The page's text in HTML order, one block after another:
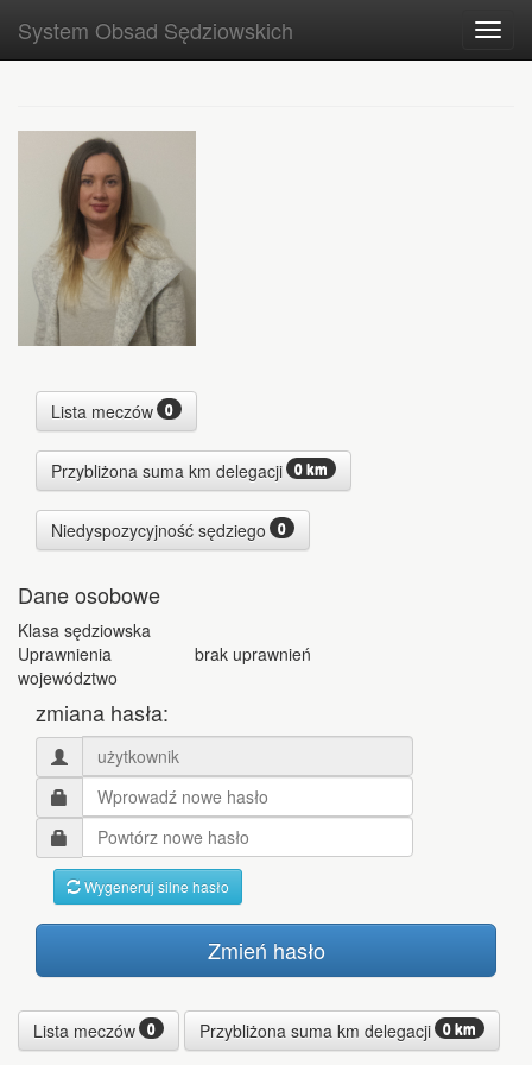
System Obsad Sędziowskich
0
Lista meczów
0 km
Przybliżona suma km delegacji
0
Niedyspozycyjność sędziego
Dane osobowe
Klasa sędziowska
Uprawnienia
brak uprawnień
województwo
zmiana hasła:
Wygeneruj silne hasło
Zmień hasło
0
Lista meczów 0 km
Przybliżona suma km delegacji